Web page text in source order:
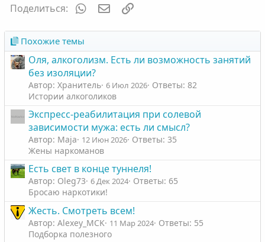
Поделиться: WhatsAppЭлектронная почта
Похожие темы
Оля, алкоголизм. Есть ли возможность занятий
без изоляции?
Автор: Хранитель 6 Июл 2026 Ответы: 82
Истории алкоголиков
Экспресс-реабилитация при солевой
зависимости мужа: есть ли смысл?
Автор: Maja 12 Июн 2026 Ответы: 35
Жены наркоманов
Есть свет в конце туннеля!
Автор: Oleg73 6 Дек 2024 Ответы: 65
Бросаю наркотики!
Жесть. Смотреть всем!
Автор: Alexey_MCK 11 Мар 2024 Ответы: 55
Подборка полезного